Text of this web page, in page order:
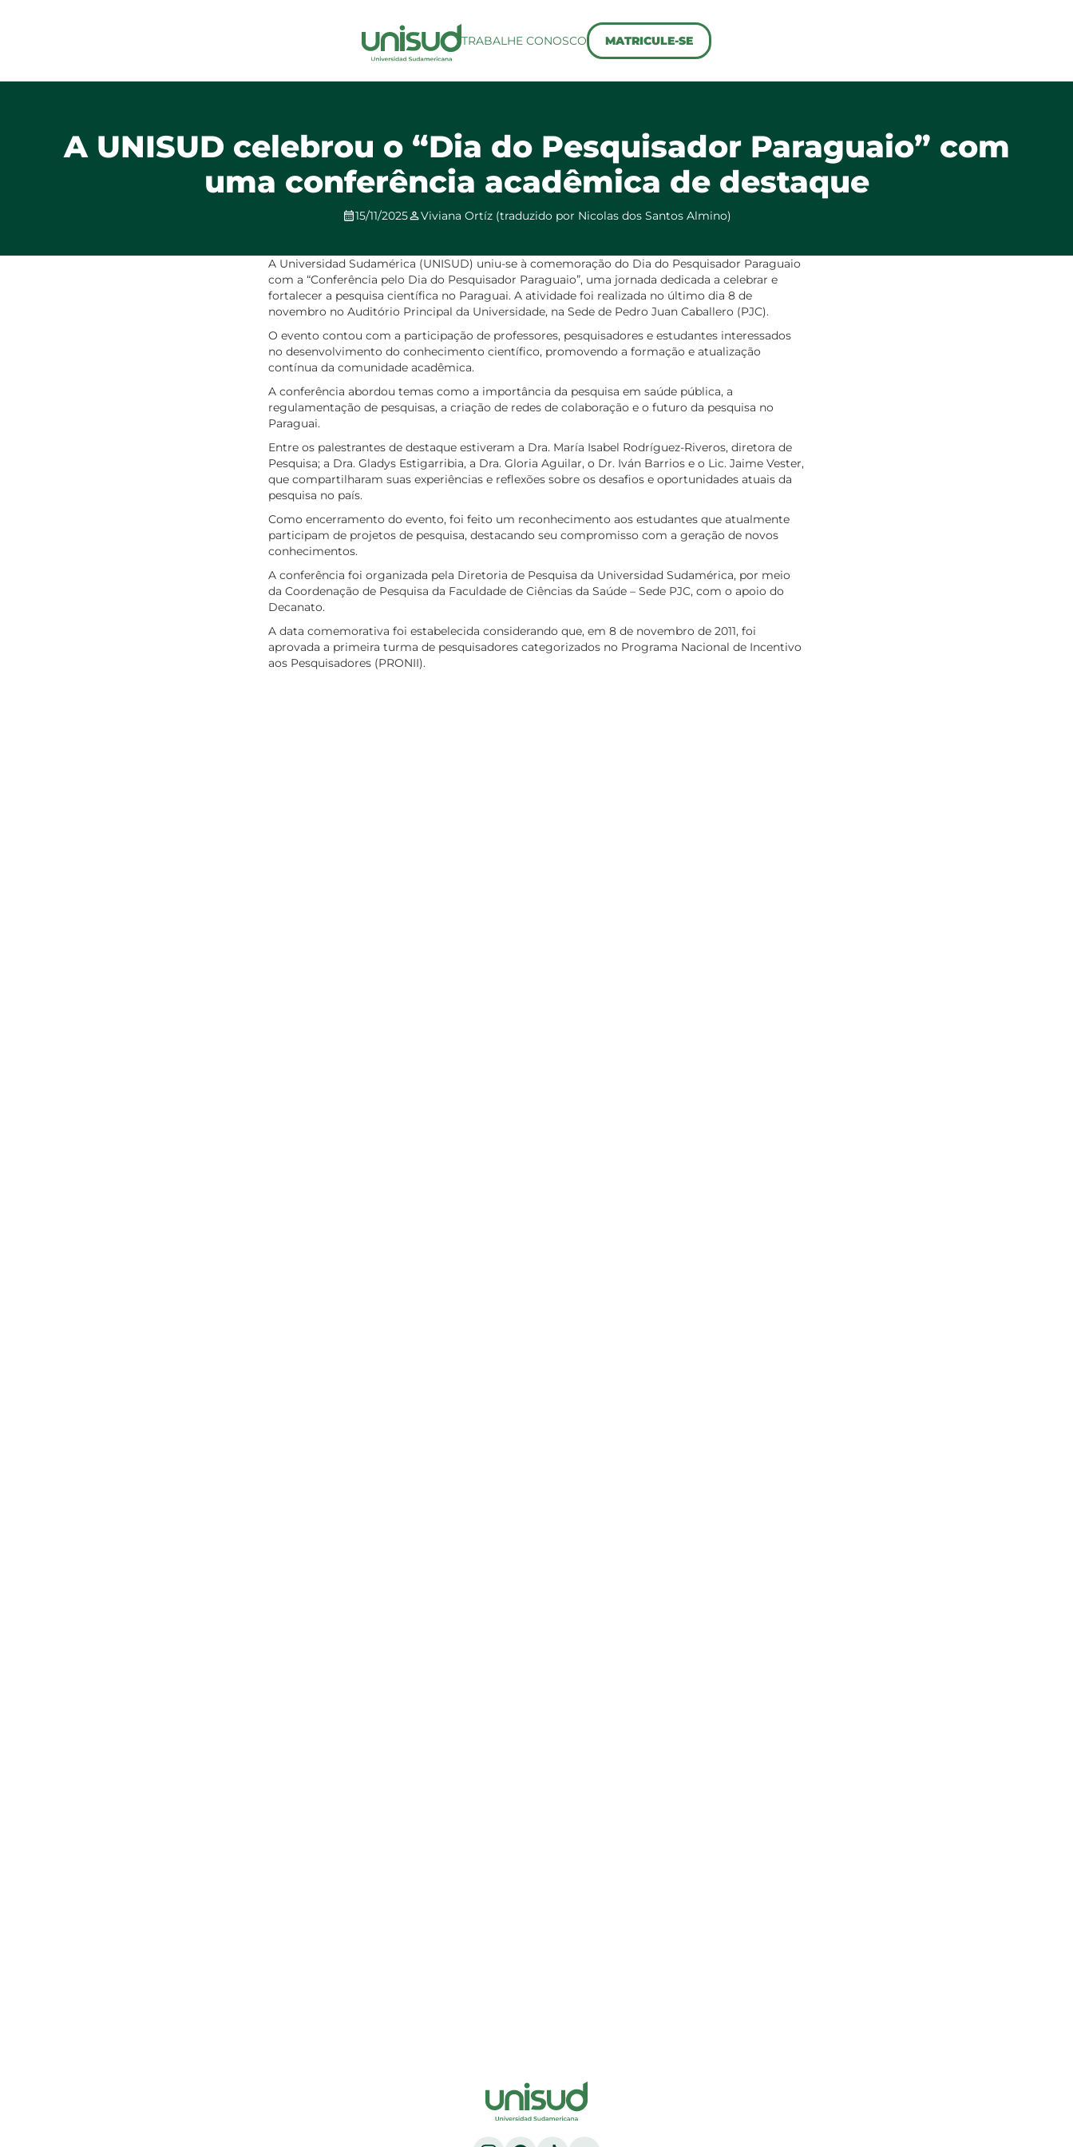
TRABALHE CONOSCO MATRICULE-SE
A UNISUD celebrou o “Dia do Pesquisador Paraguaio” com
uma conferência acadêmica de destaque
15/11/2025 Viviana Ortíz (traduzido por Nicolas dos Santos Almino)
A Universidad Sudamérica (UNISUD) uniu-se à comemoração do Dia do Pesquisador Paraguaio
com a “Conferência pelo Dia do Pesquisador Paraguaio”, uma jornada dedicada a celebrar e
fortalecer a pesquisa científica no Paraguai. A atividade foi realizada no último dia 8 de
novembro no Auditório Principal da Universidade, na Sede de Pedro Juan Caballero (PJC).
O evento contou com a participação de professores, pesquisadores e estudantes interessados
no desenvolvimento do conhecimento científico, promovendo a formação e atualização
contínua da comunidade acadêmica.
A conferência abordou temas como a importância da pesquisa em saúde pública, a
regulamentação de pesquisas, a criação de redes de colaboração e o futuro da pesquisa no
Paraguai.
Entre os palestrantes de destaque estiveram a Dra. María Isabel Rodríguez-Riveros, diretora de
Pesquisa; a Dra. Gladys Estigarribia, a Dra. Gloria Aguilar, o Dr. Iván Barrios e o Lic. Jaime Vester,
que compartilharam suas experiências e reflexões sobre os desafios e oportunidades atuais da
pesquisa no país.
Como encerramento do evento, foi feito um reconhecimento aos estudantes que atualmente
participam de projetos de pesquisa, destacando seu compromisso com a geração de novos
conhecimentos.
A conferência foi organizada pela Diretoria de Pesquisa da Universidad Sudamérica, por meio
da Coordenação de Pesquisa da Faculdade de Ciências da Saúde – Sede PJC, com o apoio do
Decanato.
A data comemorativa foi estabelecida considerando que, em 8 de novembro de 2011, foi
aprovada a primeira turma de pesquisadores categorizados no Programa Nacional de Incentivo
aos Pesquisadores (PRONII).